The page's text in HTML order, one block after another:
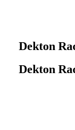
Dekton
Dekton